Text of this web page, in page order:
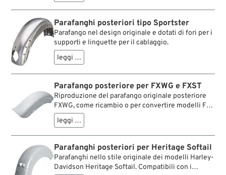
Parafanghi posteriori tipo Sportster
Parafango nel design originale e dotati di fori per i
supporti e linguette per il cablaggio.
leggi …
Parafango posteriore per FXWG e FXST
Riproduzione del parafango originale posteriore
FXWG, come ricambio o per convertire modelli FX
e FL. Per i modelli FX vanno usati supporti
parafango FL. La versione FXST è il parafango di
ricambio perfetto per i modelli Softail Custom,
oppure per convertire modelli Heritage.
leggi …
Parafanghi posteriori per Heritage Softail
Parafanghi nello stile originale dei modelli Harley-
Davidson Heritage Softail. Compatibili con i